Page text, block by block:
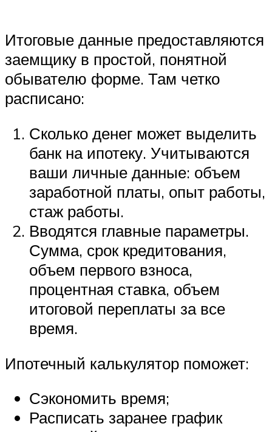
Итоговые данные предоставляются
заемщику в простой, понятной
обывателю форме. Там четко
расписано:
Сколько денег может выделить
банк на ипотеку. Учитываются
ваши личные данные: объем
заработной платы, опыт работы,
стаж работы.
Вводятся главные параметры.
Сумма, срок кредитования,
объем первого взноса,
процентная ставка, объем
итоговой переплаты за все
время.
Ипотечный калькулятор поможет:
Сэкономить время;
Расписать заранее график